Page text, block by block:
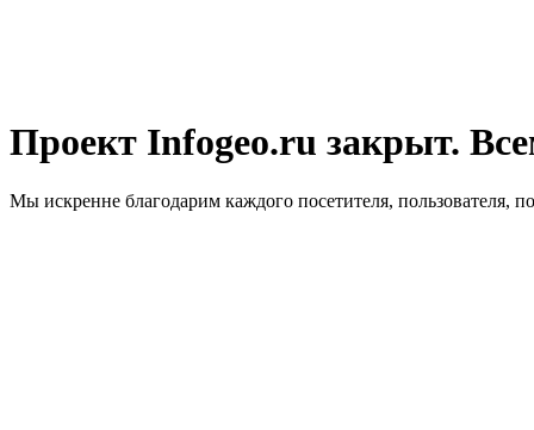
Проект Infogeo.ru закрыт.
Мы искренне благодарим каждого посетителя, пользователя,